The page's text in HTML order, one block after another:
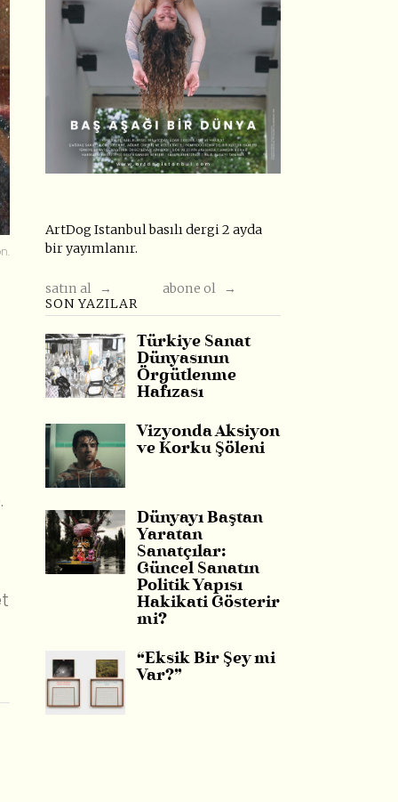
ArtDog Istanbul basılı dergi 2 ayda
bir yayımlanır.
satın al →
abone ol →
SON YAZILAR
Türkiye Sanat
Dünyasının
Örgütlenme
Hafızası
Vizyonda Aksiyon
ve Korku Şöleni
Dünyayı Baştan
Yaratan
Sanatçılar:
Güncel Sanatın
Politik Yapısı
Hakikati Gösterir
mi?
“Eksik Bir Şey mi
Var?”